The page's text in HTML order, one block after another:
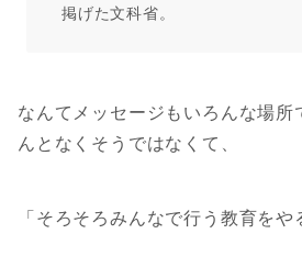
掲げた文科省。
なんてメッセージもいろんな場所
んとなくそうではなくて、
「そろそろみんなで行う教育をや